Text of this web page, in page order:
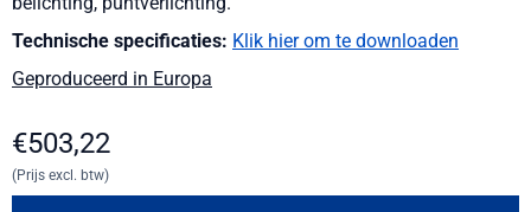
Technische specificaties: Klik hier om te downloaden
Geproduceerd in Europa
€503,22
(Prijs excl. btw)